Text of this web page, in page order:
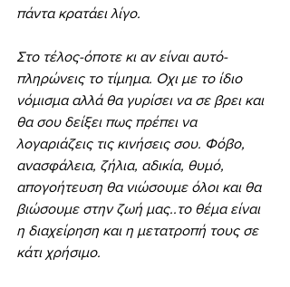
πάντα κρατάει λίγο.
Στο τέλος-όποτε κι αν είναι αυτό-
πληρώνεις το τίμημα. Οχι με το ίδιο
νόμισμα αλλά θα γυρίσει να σε βρει και
θα σου δείξει πως πρέπει να
λογαριάζεις τις κινήσεις σου. Φόβο,
ανασφάλεια, ζήλια, αδικία, θυμό,
απογοήτευση θα νιώσουμε όλοι και θα
βιώσουμε στην ζωή μας..το θέμα είναι
η διαχείρηση και η μετατροπή τους σε
κάτι χρήσιμο.